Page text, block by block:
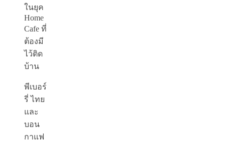
ในยุค
Home
Cafe ที่
ต้องมี
ไว้ติด
บ้าน
พีเบอร์
รี่ ไทย
และ
บอน
กาแฟ